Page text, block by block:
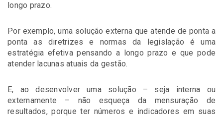
longo prazo.
Por exemplo, uma solução externa que atende de ponta a
ponta as diretrizes e normas da legislação é uma
estratégia efetiva pensando a longo prazo e que pode
atender lacunas atuais da gestão.
E, ao desenvolver uma solução – seja interna ou
externamente – não esqueça da mensuração de
resultados, porque ter números e indicadores em suas